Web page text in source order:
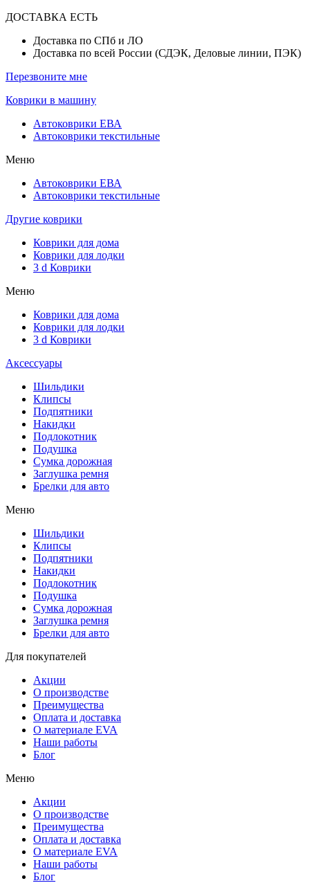
ДОСТАВКА ЕСТЬ
Доставка по СПб и ЛО
Доставка по всей России (СДЭК, Деловые линии, ПЭК)
Перезвоните мне
Коврики в машину
Автоковрики ЕВА
Автоковрики текстильные
Меню
Автоковрики ЕВА
Автоковрики текстильные
Другие коврики
Коврики для дома
Коврики для лодки
3 d Коврики
Меню
Коврики для дома
Коврики для лодки
3 d Коврики
Аксессуары
Шильдики
Клипсы
Подпятники
Накидки
Подлокотник
Подушка
Сумка дорожная
Заглушка ремня
Брелки для авто
Меню
Шильдики
Клипсы
Подпятники
Накидки
Подлокотник
Подушка
Сумка дорожная
Заглушка ремня
Брелки для авто
Для покупателей
Акции
О производстве
Преимущества
Оплата и доставка
О материале EVA
Наши работы
Блог
Меню
Акции
О производстве
Преимущества
Оплата и доставка
О материале EVA
Наши работы
Блог